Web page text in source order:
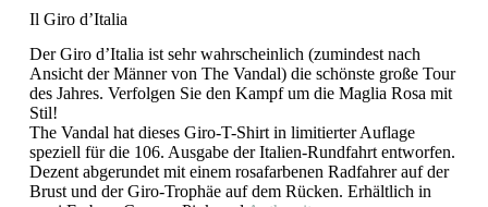
Il Giro d’Italia
Der Giro d’Italia ist sehr wahrscheinlich (zumindest nach
Ansicht der Männer von The Vandal) die schönste große Tour
des Jahres. Verfolgen Sie den Kampf um die Maglia Rosa mit
Stil!
The Vandal hat dieses Giro-T-Shirt in limitierter Auflage
speziell für die 106. Ausgabe der Italien-Rundfahrt entworfen.
Dezent abgerundet mit einem rosafarbenen Radfahrer auf der
Brust und der Giro-Trophäe auf dem Rücken. Erhältlich in